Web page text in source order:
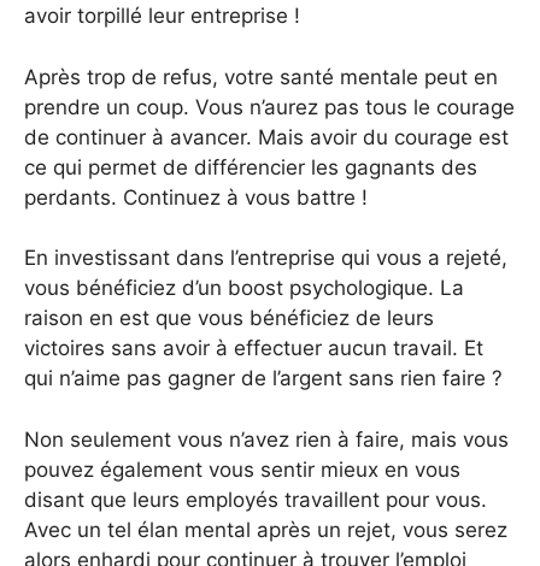
avoir torpillé leur entreprise !
Après trop de refus, votre santé mentale peut en
prendre un coup. Vous n’aurez pas tous le courage
de continuer à avancer. Mais avoir du courage est
ce qui permet de différencier les gagnants des
perdants. Continuez à vous battre !
En investissant dans l’entreprise qui vous a rejeté,
vous bénéficiez d’un boost psychologique. La
raison en est que vous bénéficiez de leurs
victoires sans avoir à effectuer aucun travail. Et
qui n’aime pas gagner de l’argent sans rien faire ?
Non seulement vous n’avez rien à faire, mais vous
pouvez également vous sentir mieux en vous
disant que leurs employés travaillent pour vous.
Avec un tel élan mental après un rejet, vous serez
alors enhardi pour continuer à trouver l’emploi